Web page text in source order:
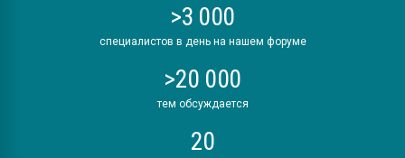
>3 000
специалистов в день на нашем форуме
>20 000
тем обсуждается
20